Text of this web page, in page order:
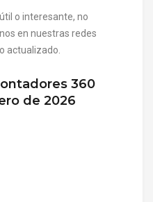
o interesante, no
en nuestras redes
actualizado.
360
de 2026